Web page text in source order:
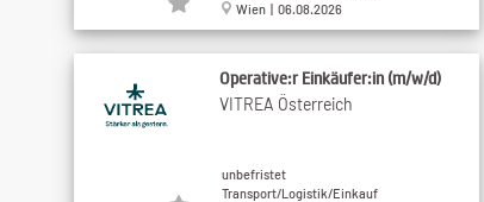
Wien | 06.08.2026
Operative:r Einkäufer:in (m/w/d)
VITREA Österreich
unbefristet
Transport/Logistik/Einkauf